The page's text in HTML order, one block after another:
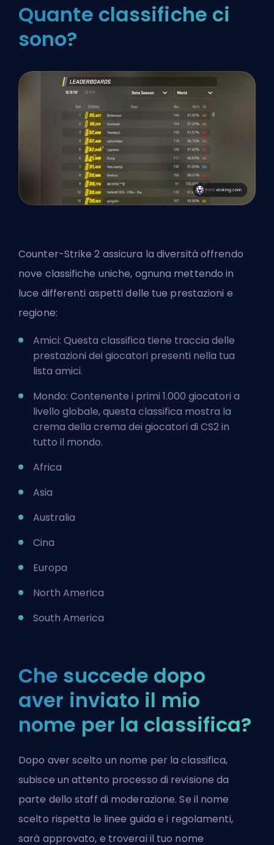
Quante classifiche ci
sono?
Counter-Strike 2 assicura la diversità offrendo
nove classifiche uniche, ognuna mettendo in
luce differenti aspetti delle tue prestazioni e
regione:
Amici: Questa classifica tiene traccia delle
prestazioni dei giocatori presenti nella tua
lista amici.
Mondo: Contenente i primi 1.000 giocatori a
livello globale, questa classifica mostra la
crema della crema dei giocatori di CS2 in
tutto il mondo.
Africa
Asia
Australia
Cina
Europa
North America
South America
Che succede dopo
aver inviato il mio
nome per la classifica?
Dopo aver scelto un nome per la classifica,
subisce un attento processo di revisione da
parte dello staff di moderazione. Se il nome
scelto rispetta le linee guida e i regolamenti,
sarà approvato, e troverai il tuo nome